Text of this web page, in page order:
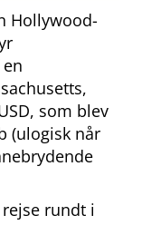
Hollywood-
som blev
(ulogisk når
rundt i